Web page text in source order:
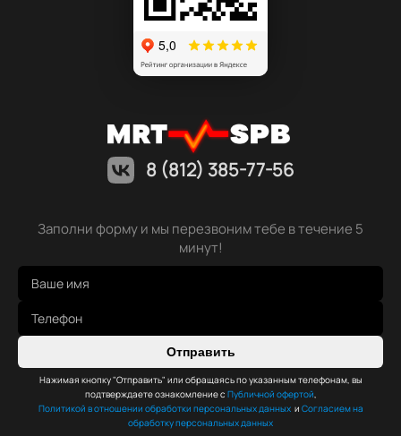
8 (812) 385-77-56
Заполни форму и мы перезвоним тебе в течение 5
минут!
Отправить
Нажимая кнопку "Отправить" или обращаясь по указанным телефонам, вы
подтверждаете ознакомление с Публичной офертой
Политикой в отношении обработки персональных данных и Согласием на
обработку персональных данных